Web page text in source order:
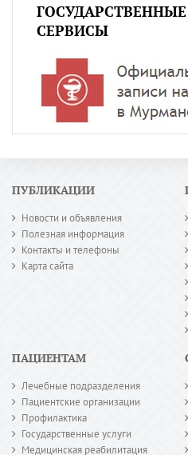
СЕРВИСЫ
ПУБЛИКАЦИИ
Новости и объявления
Полезная информация
Контакты и телефоны
Карта сайта
ПАЦИЕНТАМ
Лечебные подразделения
Пациентские организации
Профилактика
Государственные услуги
Медицинская реабилитация